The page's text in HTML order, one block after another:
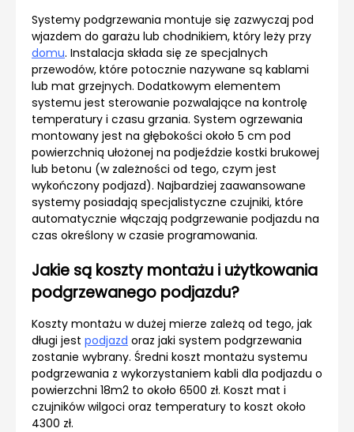
Systemy podgrzewania montuje się zazwyczaj pod
wjazdem do garażu lub chodnikiem, który leży przy
domu. Instalacja składa się ze specjalnych
przewodów, które potocznie nazywane są kablami
lub mat grzejnych. Dodatkowym elementem
systemu jest sterowanie pozwalające na kontrolę
temperatury i czasu grzania. System ogrzewania
montowany jest na głębokości około 5 cm pod
powierzchnią ułożonej na podjeździe kostki brukowej
lub betonu (w zależności od tego, czym jest
wykończony podjazd). Najbardziej zaawansowane
systemy posiadają specjalistyczne czujniki, które
automatycznie włączają podgrzewanie podjazdu na
czas określony w czasie programowania.
Jakie są koszty montażu i użytkowania
podgrzewanego podjazdu?
Koszty montażu w dużej mierze zależą od tego, jak
długi jest podjazd oraz jaki system podgrzewania
zostanie wybrany. Średni koszt montażu systemu
podgrzewania z wykorzystaniem kabli dla podjazdu o
powierzchni 18m2 to około 6500 zł. Koszt mat i
czujników wilgoci oraz temperatury to koszt około
4300 zł.